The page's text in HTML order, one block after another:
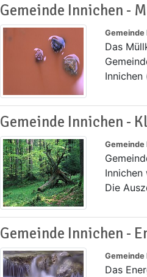
Gemeinde Innichen -
Gemeinde
Das
Gemeinde Innichen -
Gemeinde
Innichen
Die
Gemeinde Innichen -
Gemeinde
Das